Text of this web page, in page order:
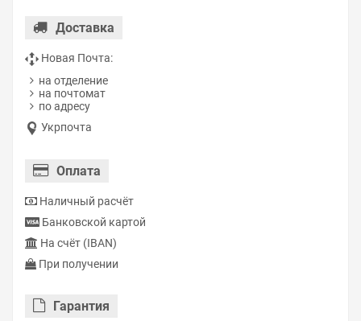
Доставка
Новая Почта:
на отделение
на почтомат
по адресу
Укрпочта
Оплата
Наличный расчёт
Банковской картой
На счёт (IBAN)
При получении
Гарантия